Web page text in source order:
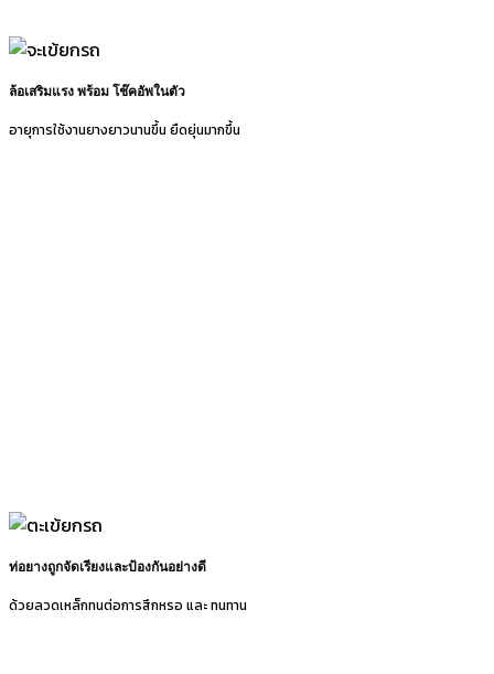
ล้อเสริมแรง พร้อม โช๊คอัพในตัว
อายุการใช้งานยางยาวนานขึ้น ยืดยุ่นมากขึ้น
ท่อยางถูกจัดเรียงและป้องกันอย่างดี
ด้วยลวดเหล็กทนต่อการสึกหรอ และ ทนทาน